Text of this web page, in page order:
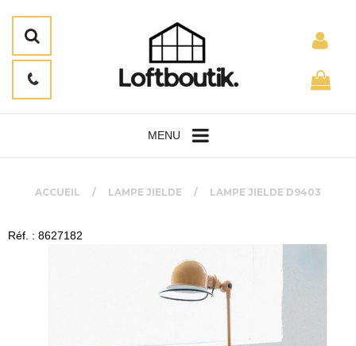
MENU
ACCUEIL LAMPE JIELDE LAMPE JIELDE D9403
Réf. : 8627182